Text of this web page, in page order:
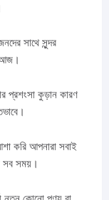
সাথে সুন্দর
আজ।
প্রশংসা কুড়ান কারণ
করি আপনারা সবাই
সব সময়।